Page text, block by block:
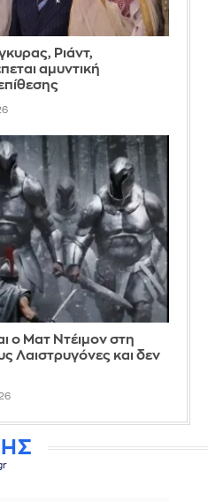
Ριάντ,
αμυντική
ο Ματ Ντέιμον στη
Λαιστρυγόνες και δεν